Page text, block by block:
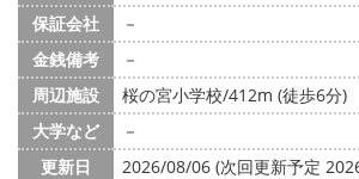
保証会社
－
金銭備考
－
周辺施設
桜の宮小学校/412m (徒歩6分)
大学など
－
更新日
2026/08/06 (次回更新予定